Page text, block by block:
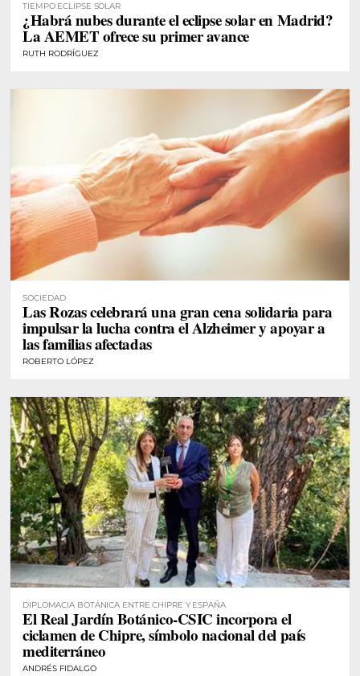
TIEMPO ECLIPSE SOLAR
¿Habrá nubes durante el eclipse solar en Madrid?
La AEMET ofrece su primer avance
RUTH RODRÍGUEZ
SOCIEDAD
Las Rozas celebrará una gran cena solidaria para
impulsar la lucha contra el Alzheimer y apoyar a
las familias afectadas
ROBERTO LÓPEZ
DIPLOMACIA BOTÁNICA ENTRE CHIPRE Y ESPAÑA
El Real Jardín Botánico-CSIC incorpora el
ciclamen de Chipre, símbolo nacional del país
mediterráneo
ANDRÉS FIDALGO